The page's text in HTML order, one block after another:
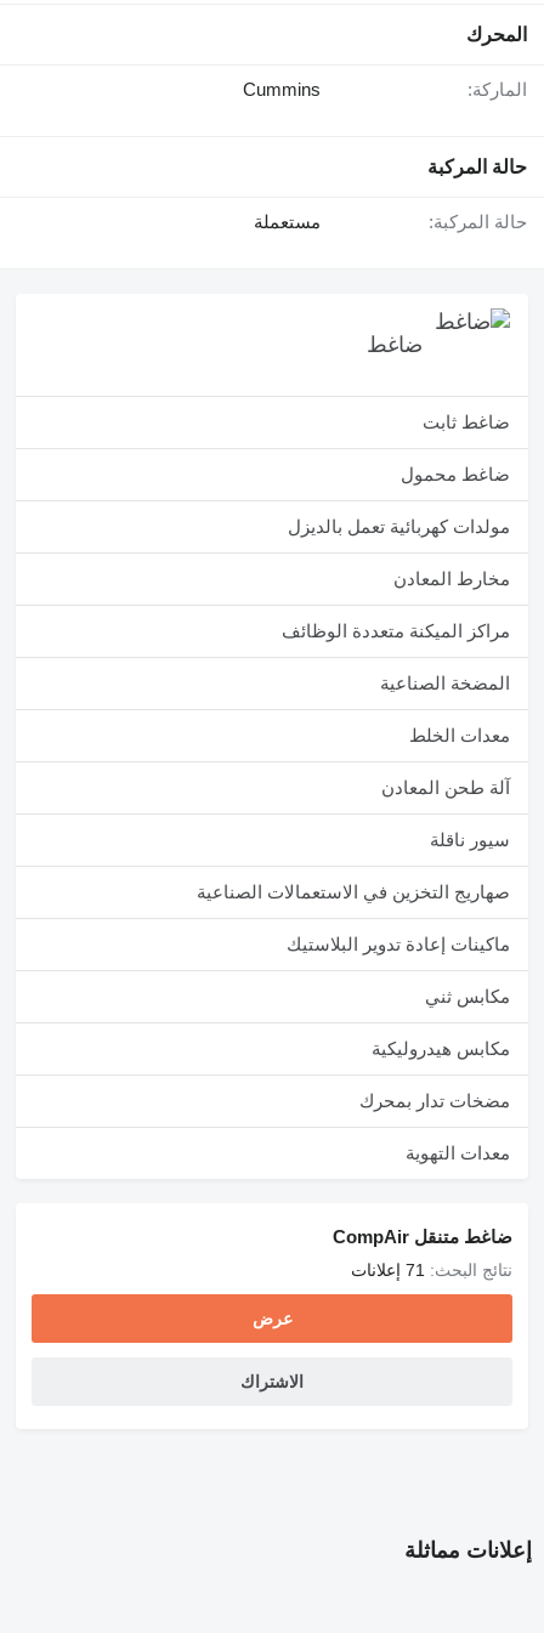
المحرك
الماركة: Cummins
حالة المركبة
حالة المركبة: مستعملة
ضاغط
ضاغط ثابت
ضاغط محمول
مولدات كهربائية تعمل بالديزل
مخارط المعادن
مراكز الميكنة متعددة الوظائف
المضخة الصناعية
معدات الخلط
آلة طحن المعادن
سيور ناقلة
صهاريج التخزين في الاستعمالات الصناعية
ماكينات إعادة تدوير البلاستيك
مكابس ثني
مكابس هيدروليكية
مضخات تدار بمحرك
معدات التهوية
ضاغط متنقل CompAir
نتائج البحث: 71 إعلانات
عرض
الاشتراك
إعلانات مماثلة